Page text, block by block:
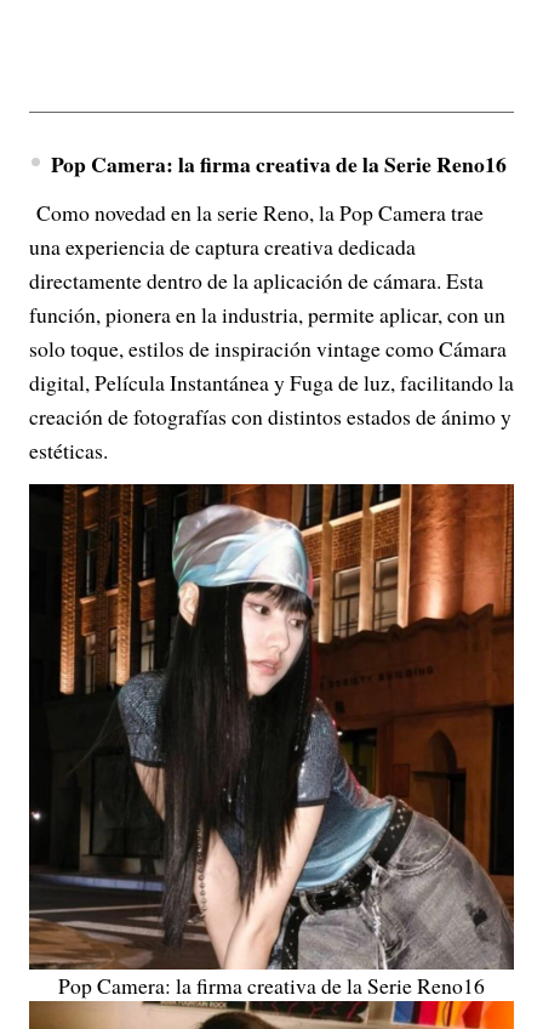
Pop Camera: la firma creativa de la Serie Reno16
Como novedad en la serie Reno, la Pop Camera trae
una experiencia de captura creativa dedicada
directamente dentro de la aplicación de cámara. Esta
función, pionera en la industria, permite aplicar, con un
solo toque, estilos de inspiración vintage como Cámara
digital, Película Instantánea y Fuga de luz, facilitando la
creación de fotografías con distintos estados de ánimo y
estéticas.
Pop Camera: la firma creativa de la Serie Reno16